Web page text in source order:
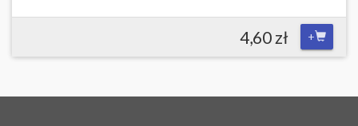
4,60 zł +